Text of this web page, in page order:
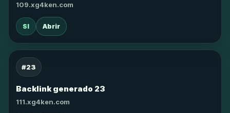
109.xg4ken.com
SI Abrir
#23
Backlink generado 23
111.xg4ken.com